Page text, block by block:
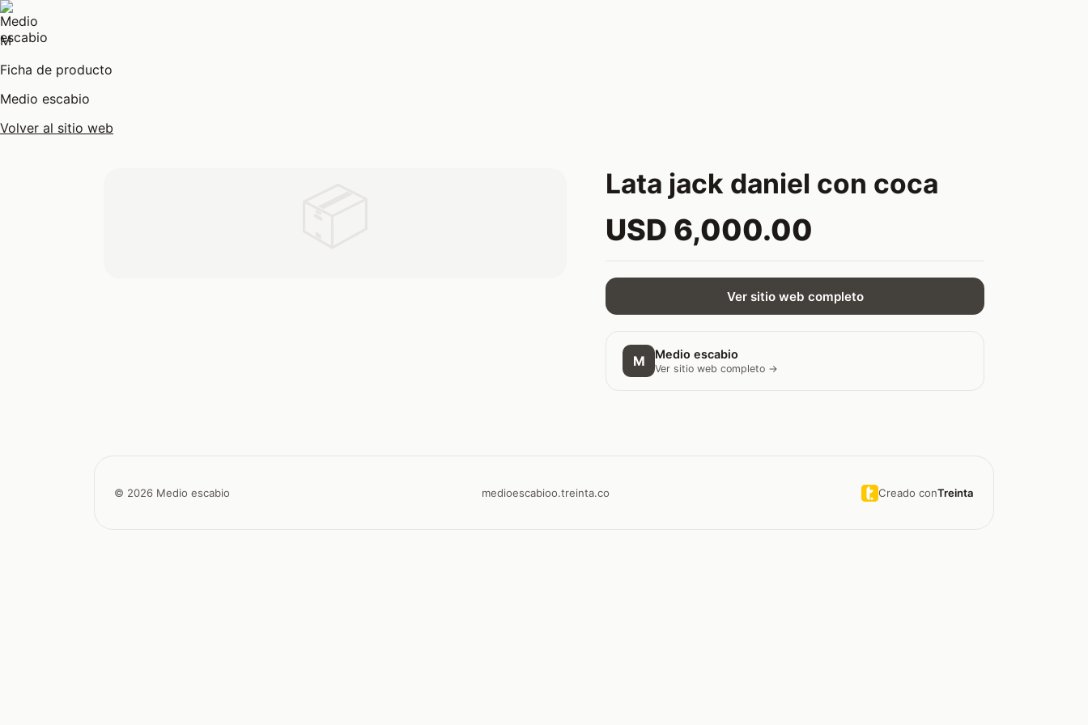
M
Ficha de producto
Medio escabio
Volver al sitio web
Lata jack daniel con coca
USD 6,000.00
Ver sitio web completo
M Medio escabio
Ver sitio web completo →
© 2026 Medio escabio medioescabioo.treinta.co Creado conTreinta